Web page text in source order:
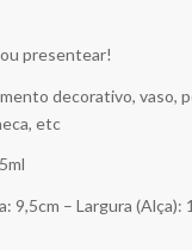
presentear!
decorativo, vaso,
etc
9,5cm – Largura (Alça):